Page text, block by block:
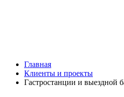
Главная
Клиенты и проекты
Гастростанции и выездной